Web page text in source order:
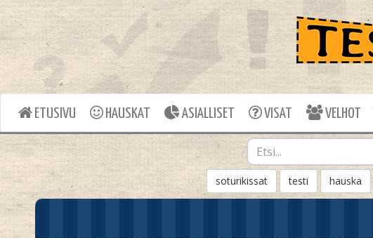
ETUSIVU HAUSKAT ASIALLISET VISAT VELHOT
soturikissat testi hauska